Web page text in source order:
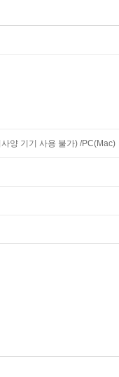
양 기기 사용 불가) /PC(Mac)